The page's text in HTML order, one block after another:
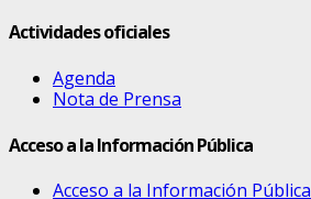
Actividades oficiales
Agenda
Nota de Prensa
Acceso a la Información Pública
Acceso a la Información Pública